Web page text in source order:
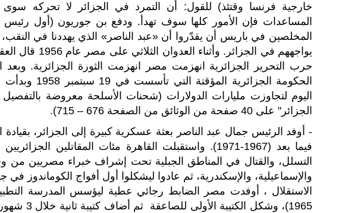
خارجية فرنسا وقتئذ) للقول: أن التمرد في الجزائر لا تحركه
المساعدات فإن الأمور كلها سوف تهدأ. ودفع بن جوريون (أول رئيس
المخلصين في باريس أن يقدّروا أن «عبد الناصر» الذي يهددنا في
يواجههم في
حرب التحرير الجزائرية انهزمت مصر انهزمت الثورة الجزائرية. وبعد
الحكومة
اليوم لتجاوزت مليارات الدولارات (شحنات الأسلحة معروضة
الجزائر" على 40 صفحة من الوثائق من الصفحة 676 – 715).
- أوفد الرئيس جمال عبد الناصر بعثة عسكرية كبيرة إلى الجزائر،
فيما بعد (1967-1971). واستقبلت القاهرة مئات المقاتلين
والإسماعيلية، والإسكندرية، ثم عادوا ليشكلوا أول أفواج الكوماندوز في
1965)،